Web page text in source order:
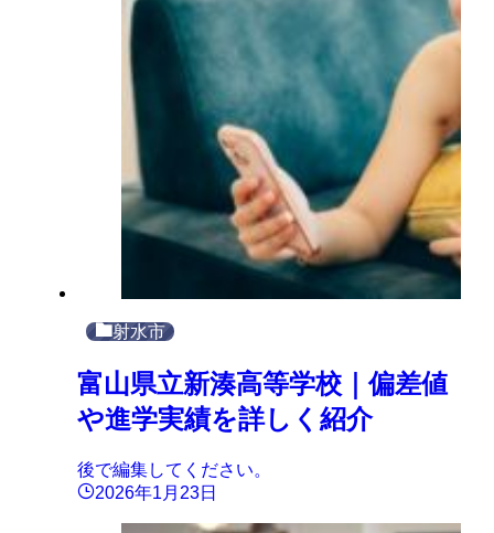
射水市
富山県立新湊高等学校｜偏差値
や進学実績を詳しく紹介
後で編集してください。
2026年1月23日